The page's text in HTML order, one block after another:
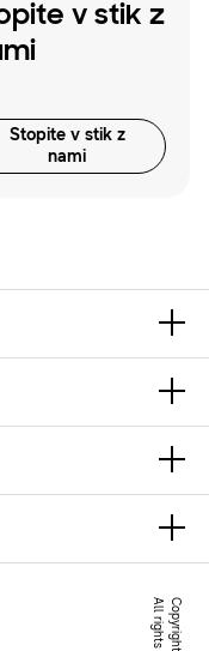
v stik z
Stopite v stik z
nami